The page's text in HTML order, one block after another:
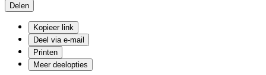
Delen
Kopieer link
Deel via e-mail
Printen
Meer deelopties